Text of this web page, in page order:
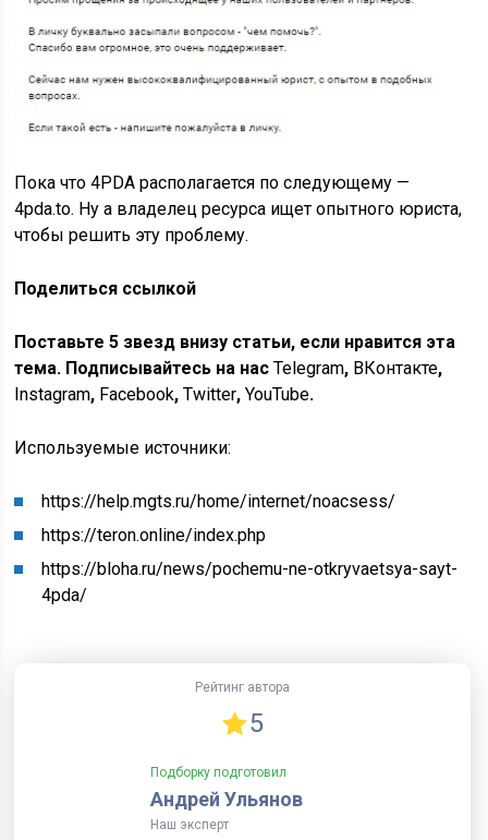
Пока что 4PDA располагается по следующему —
4pda.to. Ну а владелец ресурса ищет опытного юриста,
чтобы решить эту проблему.
Поделиться ссылкой
Поставьте 5 звезд внизу статьи, если нравится эта
тема. Подписывайтесь на насTelegram, ВКонтакте,
Instagram, Facebook,Twitter,YouTube.
Используемые источники:
https://help.mgts.ru/home/internet/noacsess/
https://teron.online/index.php
https://bloha.ru/news/pochemu-ne-otkryvaetsya-sayt-
4pda/
Рейтинг автора
5
Подборку подготовил
Андрей Ульянов
Наш эксперт